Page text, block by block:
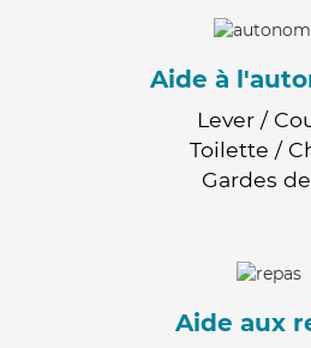
Aide à
Lever /
Toilette /
Gardes
Aide aux